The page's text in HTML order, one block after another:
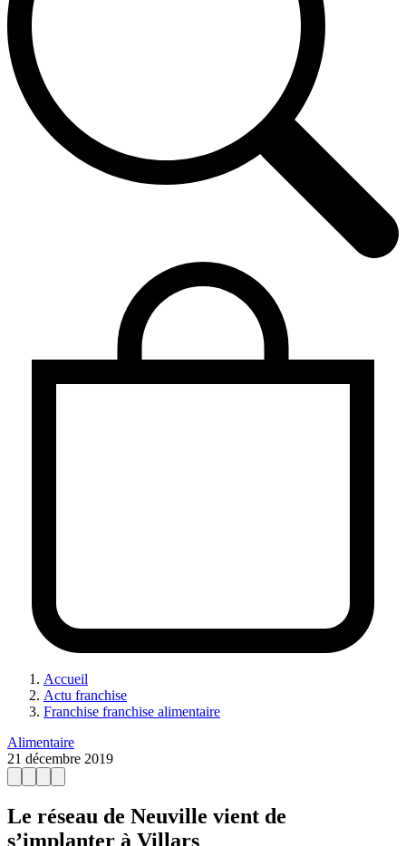
Accueil
Actu franchise
Franchise franchise alimentaire
Alimentaire
21 décembre 2019
Le réseau de Neuville vient de
s’implanter à Villars